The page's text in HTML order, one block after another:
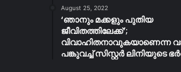
August 25, 2022
‘ഞാനും മക്കളും പുതിയ
ജീവിതത്തിലേക്ക്’;
വിവാഹിതനാവുകയാണെന്ന
പങ്കുവച്ച് സിസ്റ്റർ ലിനിയുടെ